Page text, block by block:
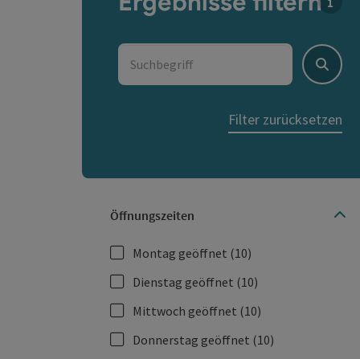
Suchbegriff
Suchen
Filter zurücksetzen
Öffnungszeiten
Montag geöffnet (10)
Dienstag geöffnet (10)
Mittwoch geöffnet (10)
Donnerstag geöffnet (10)